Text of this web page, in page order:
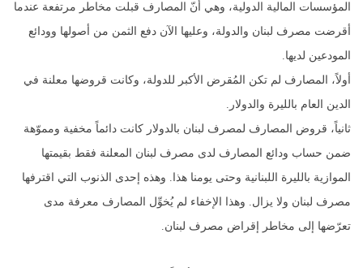
المؤسسات المالية الدولية، وهي أنّ المصارف قبلت مخاطر مرتفعة عندما
أقرضت مصرف لبنان والدولة، وعليها الآن دفع الثمن من أصولها وودائع
المودعين لديها.
أولاً، المصارف لم تكن المُقرض الأكبر للدولة، وكانت قروضها معلنة في
الدين العام بالليرة والدولار.
ثانياً، قروض المصارف لمصرف لبنان بالدولار كانت دائماً مخفية ومموّهة
ضمن حساب ودائع المصارف لدى مصرف لبنان المعلنة فقط بقيمتها
الموازية بالليرة اللبنانية وحتى يومنا هذا. وهذه إحدى الذنوب التي اقترفها
مصرف لبنان ولا يزال. وهذا الإخفاء لم يُخوِّل المصارف معرفة مدى
تعرّضها إلى مخاطر إقراض مصرف لبنان.